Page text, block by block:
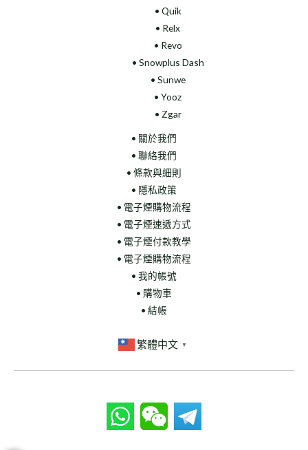
• Quik
• Relx
• Revo
• Snowplus Dash
• Sunwe
• Yooz
• Zgar
• 關於我們
• 聯絡我們
• 條款與細則
• 隱私政策
• 電子煙購物流程
• 電子煙速遞方式
• 電子煙付款教學
• 電子煙購物流程
• 我的帳號
• 購物車
• 結帳
繁體中文 ▼